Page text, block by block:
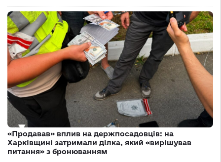
«Продавав» вплив на держпосадовців: на
Харківщині затримали ділка, який «вирішував
питання» з бронюванням